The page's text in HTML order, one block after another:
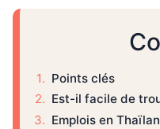
Points clés
Est-il facile de
Emplois en